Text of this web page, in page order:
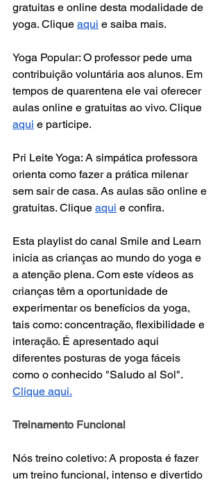
gratuitas e online desta modalidade de
yoga. Clique aqui e saiba mais.
Yoga Popular: O professor pede uma
contribuição voluntária aos alunos. Em
tempos de quarentena ele vai oferecer
aulas online e gratuitas ao vivo. Clique
aqui e participe.
Pri Leite Yoga: A simpática professora
orienta como fazer a prática milenar
sem sair de casa. As aulas são online e
gratuitas. Clique aqui e confira.
Esta playlist do canal Smile and Learn
inicia as crianças ao mundo do yoga e
a atenção plena. Com este vídeos as
crianças têm a oportunidade de
experimentar os benefícios da yoga,
tais como: concentração, flexibilidade e
interação. É apresentado aqui
diferentes posturas de yoga fáceis
como o conhecido "Saludo al Sol".
Clique aqui.
Treinamento Funcional
Nós treino coletivo: A proposta é fazer
um treino funcional, intenso e divertido